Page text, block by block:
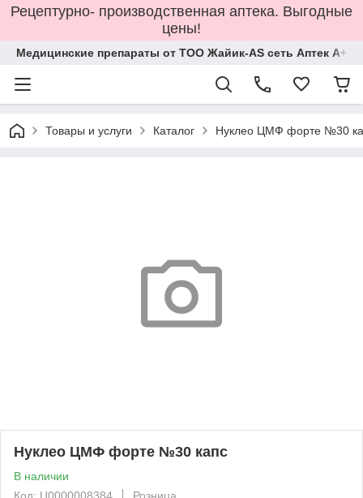
Рецептурно- производственная аптека. Выгодные
цены!
Медицинские препараты от ТОО Жайик-AS сеть Аптек А+
Товары и услуги Каталог Нуклео ЦМФ форте №30
Нуклео ЦМФ форте №30 капс
В наличии